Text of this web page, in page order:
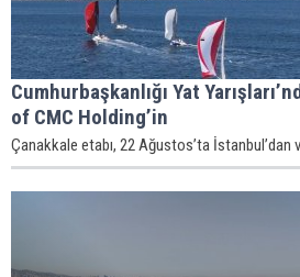
Cumhurbaşkanlığı Yat
of CMC Holding’in
Çanakkale etabı, 22 Ağustos’ta İstanbul’dan